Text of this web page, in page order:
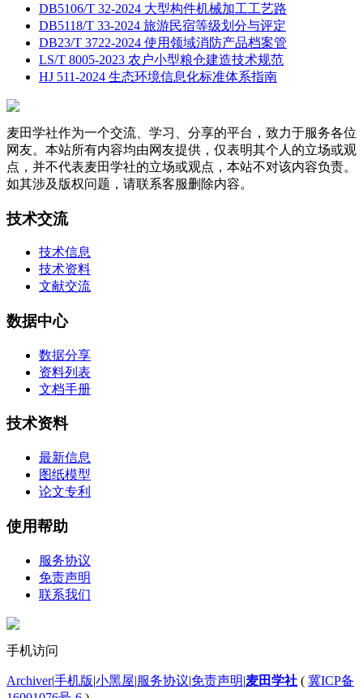
DB5106/T 32-2024 大型构件机械加工工艺路
DB5118/T 33-2024 旅游民宿等级划分与评定
DB23/T 3722-2024 使用领域消防产品档案管
LS/T 8005-2023 农户小型粮仓建造技术规范
HJ 511-2024 生态环境信息化标准体系指南
麦田学社作为一个交流、学习、分享的平台，致力于服务各位
网友。本站所有内容均由网友提供，仅表明其个人的立场或观
点，并不代表麦田学社的立场或观点，本站不对该内容负责。
如其涉及版权问题，请联系客服删除内容。
技术交流
技术信息
技术资料
文献交流
数据中心
数据分享
资料列表
文档手册
技术资料
最新信息
图纸模型
论文专利
使用帮助
服务协议
免责声明
联系我们
手机访问
Archiver|手机版|小黑屋|服务协议|免责声明|麦田学社 ( 冀ICP备